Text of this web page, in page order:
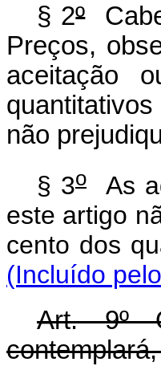
§ 2º
Preços,
aceitação
não
§ 3o As
este artigo
cento dos
(Incluído
Art. 9º